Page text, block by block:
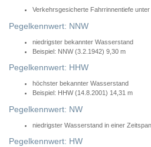
Verkehrsgesicherte Fahrrinnentiefe
Pegelkennwert: NNW
niedrigster bekannter Wasserstand
Beispiel: NNW (3.2.1942) 9,30 m
Pegelkennwert: HHW
höchster bekannter Wasserstand
Beispiel: HHW (14.8.2001) 14,31 m
Pegelkennwert: NW
niedrigster Wasserstand in einer
Pegelkennwert: HW